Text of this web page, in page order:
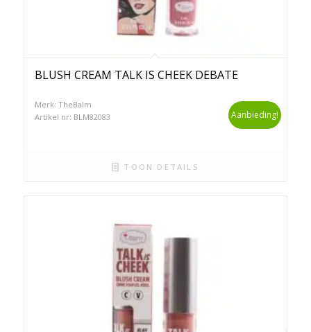
BLUSH CREAM TALK IS CHEEK DEBATE
Merk: TheBalm
Artikel nr: BLM82083
Aanbieding!
TOON DETAILS